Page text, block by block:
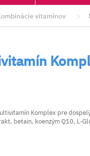
vitamínov >
Komplex pre
betain, koenzým Q10, L-